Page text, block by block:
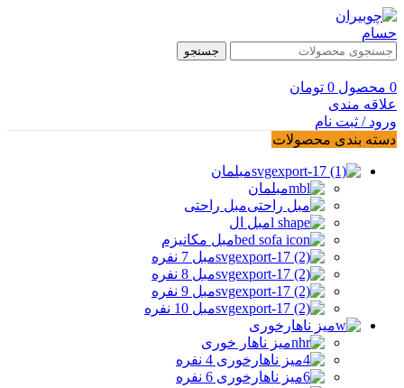
جستجو
0 محصول 0 تومان
علاقه مندی
ورود / ثبت نام
دسته بندی محصولات
مبلمان
مبلمان
مبل راحتی
مبل ال
مبل مکانیزم
مبل 7 نفره
مبل 8 نفره
مبل 9 نفره
مبل 10 نفره
میز ناهارخوری
میز ناهار خوری
میز ناهارخوری 4 نفره
میز ناهارخوری 6 نفره